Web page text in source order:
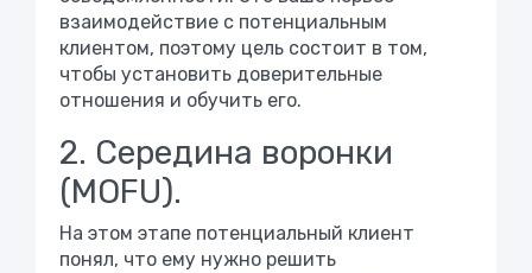
взаимодействие с потенциальным
клиентом, поэтому цель состоит в том,
чтобы установить доверительные
отношения и обучить его.
2. Середина воронки
(MOFU).
На этом этапе потенциальный клиент
понял, что ему нужно решить